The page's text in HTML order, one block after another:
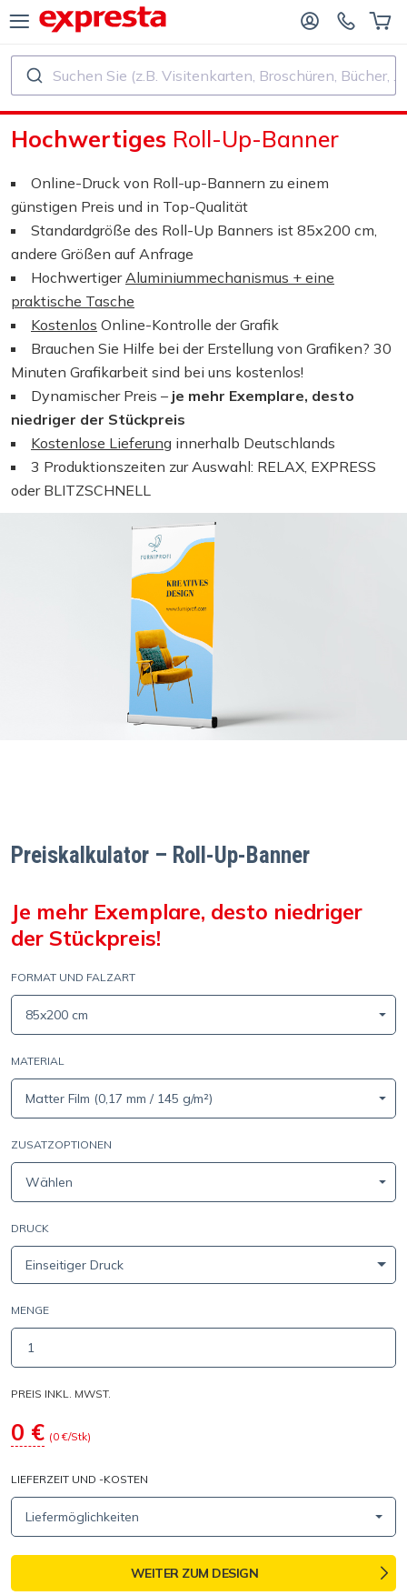
Druck
Aufkleber und Etiketten
Kalender
Stempel herstellen
PRODUKTE
VERLAGE UND AUTOREN
BUCHVERLAGE
Suchen Sie (z.B. Visitenkarten, Broschüren, Bücher, ...)
Hochwertiges Roll-Up-Banner
Online-Druck von Roll-up-Bannern zu einem
günstigen Preis und in Top-Qualität
Standardgröße des Roll-Up Banners ist 85x200 cm,
andere Größen auf Anfrage
HochwertigerAluminiummechanismus + eine
praktische Tasche
Kostenlos Online-Kontrolle der Grafik
Brauchen Sie Hilfe bei der Erstellung von Grafiken? 30
Minuten Grafikarbeit sind bei uns kostenlos!
Dynamischer Preis – je mehr Exemplare, desto
niedriger der Stückpreis
Kostenlose Lieferung innerhalb Deutschlands
3 Produktionszeiten zur Auswahl: RELAX, EXPRESS
oder BLITZSCHNELL
Preiskalkulator – Roll-Up-Banner
Je mehr Exemplare, desto niedriger
der Stückpreis!
FORMAT UND FALZART
85x200 cm
MATERIAL
Matter Film (0,17 mm / 145 g/m²)
ZUSATZOPTIONEN
Wählen
DRUCK
Einseitiger Druck
MENGE
PREIS INKL. MWST.
0 € (0€/Stk)
LIEFERZEIT UND -KOSTEN
Liefermöglichkeiten
WEITER ZUM DESIGN